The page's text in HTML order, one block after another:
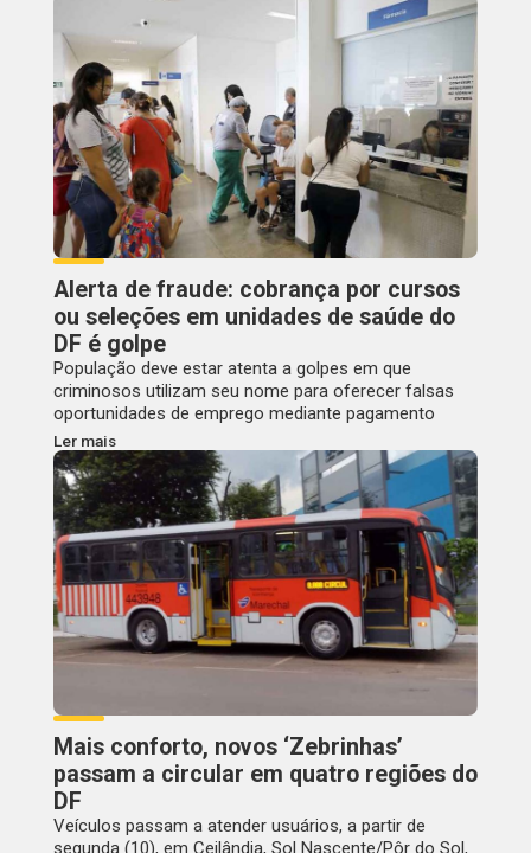
Alerta de fraude: cobrança por cursos
ou seleções em unidades de saúde do
DF é golpe
População deve estar atenta a golpes em que
criminosos utilizam seu nome para oferecer falsas
oportunidades de emprego mediante pagamento
Ler mais
Mais conforto, novos ‘Zebrinhas’
passam a circular em quatro regiões do
DF
Veículos passam a atender usuários, a partir de